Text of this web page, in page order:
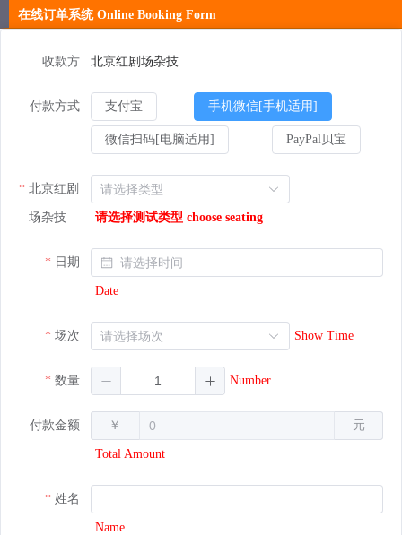
在线订单系统 Online Booking Form
收款方 北京红剧场杂技
付款方式 支付宝 手机微信[手机适用]
微信扫码[电脑适用] PayPal贝宝
北京红剧
场杂技 请选择测试类型 choose seating
日期
Date
场次 Show Time
数量 Number
付款金额 ￥ 元
Total Amount
姓名
Name